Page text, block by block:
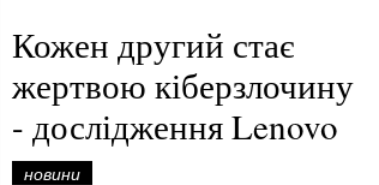
Кожен другий стає
жертвою кіберзлочину
- дослідження Lenovo
новини